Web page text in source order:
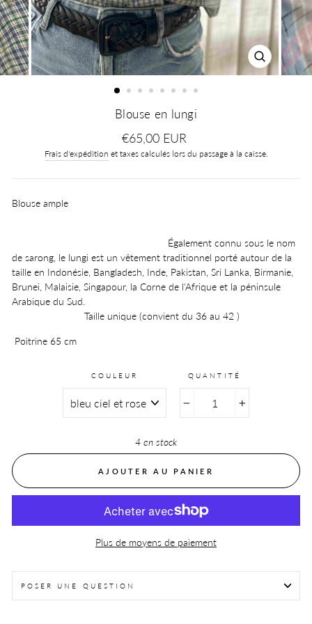
FERMER
(ESC)
Blouse en lungi
Prix
régulier
€65,00 EUR
Frais d'expédition et taxes calculés lors du passage à la caisse.
Blouse ample
Également connu sous le nom
de sarong, le lungi est un vêtement traditionnel porté autour de la
taille en Indonésie, Bangladesh, Inde, Pakistan, Sri Lanka, Birmanie,
Brunei, Malaisie, Singapour, la Corne de l'Afrique et la péninsule
Arabique du Sud.
Taille unique (convient du 36 au 42 )
Poitrine 65 cm
COULEUR QUANTITÉ
4 en stock
AJOUTER AU PANIER
Plus de moyens de paiement
POSER UNE QUESTION